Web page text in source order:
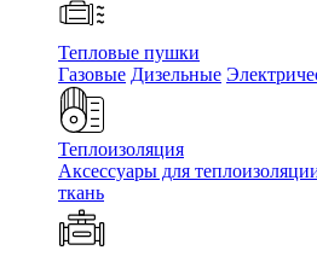
Тепловые пушки
Газовые Дизельные
Теплоизоляция
Аксессуары для
ткань